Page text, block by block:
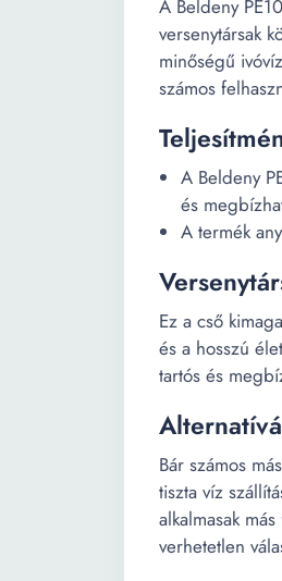
A Beldeny
versenytársak
minőségű
számos
A Beldeny
és
A termék
Ez a cső
és a hosszú
tartós és
Bár számos
tiszta víz
alkalmasak
verhetetlen